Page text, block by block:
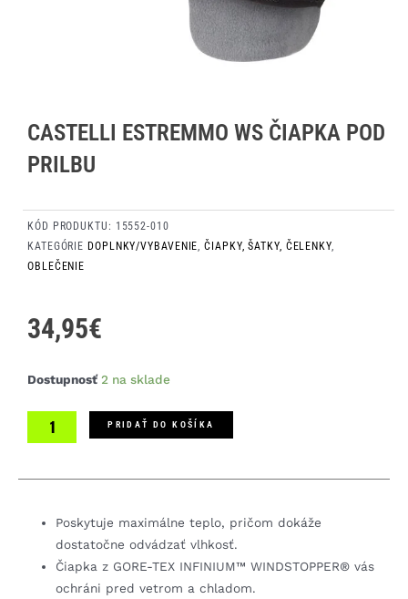
CASTELLI ESTREMMO WS ČIAPKA POD
PRILBU
KÓD PRODUKTU: 15552-010
KATEGÓRIE DOPLNKY/VYBAVENIE,ČIAPKY, ŠATKY, ČELENKY,
OBLEČENIE
Dostupnosť 2 na sklade
množstvo
Estremmo
pod
PRIDAŤ DO KOŠÍKA
34,95€
Poskytuje maximálne teplo, pričom dokáže
dostatočne odvádzať vlhkosť.
Čiapka z GORE-TEX INFINIUM™ WINDSTOPPER® vás
ochráni pred vetrom a chladom.